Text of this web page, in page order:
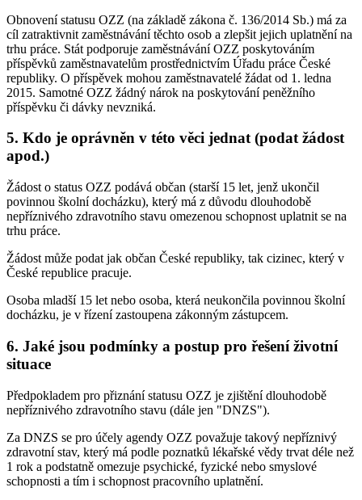
Obnovení statusu OZZ (na základě zákona č. 136/2014 Sb.) má za
cíl zatraktivnit zaměstnávání těchto osob a zlepšit jejich uplatnění na
trhu práce. Stát podporuje zaměstnávání OZZ poskytováním
příspěvků zaměstnavatelům prostřednictvím Úřadu práce České
republiky. O příspěvek mohou zaměstnavatelé žádat od 1. ledna
2015. Samotné OZZ žádný nárok na poskytování peněžního
příspěvku či dávky nevzniká.
5. Kdo je oprávněn v této věci jednat (podat žádost
apod.)
Žádost o status OZZ podává občan (starší 15 let, jenž ukončil
povinnou školní docházku), který má z důvodu dlouhodobě
nepříznivého zdravotního stavu omezenou schopnost uplatnit se na
trhu práce.
Žádost může podat jak občan České republiky, tak cizinec, který v
České republice pracuje.
Osoba mladší 15 let nebo osoba, která neukončila povinnou školní
docházku, je v řízení zastoupena zákonným zástupcem.
6. Jaké jsou podmínky a postup pro řešení životní
situace
Předpokladem pro přiznání statusu OZZ je zjištění dlouhodobě
nepříznivého zdravotního stavu (dále jen "DNZS").
Za DNZS se pro účely agendy OZZ považuje takový nepříznivý
zdravotní stav, který má podle poznatků lékařské vědy trvat déle než
1 rok a podstatně omezuje psychické, fyzické nebo smyslové
schopnosti a tím i schopnost pracovního uplatnění.